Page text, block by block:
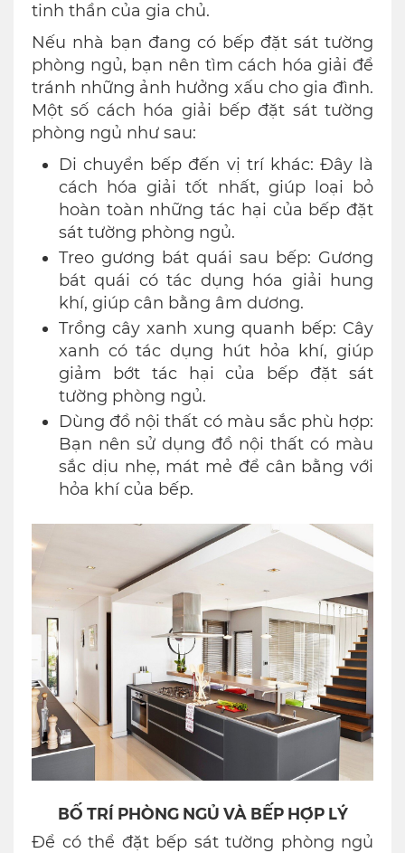
tinh thần của gia chủ.
Nếu nhà bạn đang có bếp đặt sát tường
phòng ngủ, bạn nên tìm cách hóa giải để
tránh những ảnh hưởng xấu cho gia đình.
Một số cách hóa giải bếp đặt sát tường
phòng ngủ như sau:
Di chuyển bếp đến vị trí khác: Đây là
cách hóa giải tốt nhất, giúp loại bỏ
hoàn toàn những tác hại của bếp đặt
sát tường phòng ngủ.
Treo gương bát quái sau bếp: Gương
bát quái có tác dụng hóa giải hung
khí, giúp cân bằng âm dương.
Trồng cây xanh xung quanh bếp: Cây
xanh có tác dụng hút hỏa khí, giúp
giảm bớt tác hại của bếp đặt sát
tường phòng ngủ.
Dùng đồ nội thất có màu sắc phù hợp:
Bạn nên sử dụng đồ nội thất có màu
sắc dịu nhẹ, mát mẻ để cân bằng với
hỏa khí của bếp.
BỐ TRÍ PHÒNG NGỦ VÀ BẾP HỢP LÝ
Để có thể đặt bếp sát tường phòng ngủ